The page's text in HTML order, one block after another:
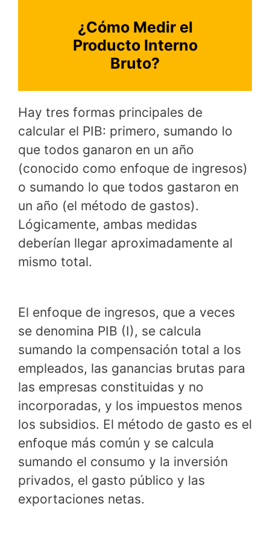
¿Cómo Medir el
Producto Interno
Bruto?
Hay tres formas principales de
calcular el PIB: primero, sumando lo
que todos ganaron en un año
(conocido como enfoque de ingresos)
o sumando lo que todos gastaron en
un año (el método de gastos).
Lógicamente, ambas medidas
deberían llegar aproximadamente al
mismo total.
El enfoque de ingresos, que a veces
se denomina PIB (I), se calcula
sumando la compensación total a los
empleados, las ganancias brutas para
las empresas constituidas y no
incorporadas, y los impuestos menos
los subsidios. El método de gasto es el
enfoque más común y se calcula
sumando el consumo y la inversión
privados, el gasto público y las
exportaciones netas.